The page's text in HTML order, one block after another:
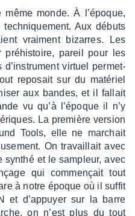
monde. À l’époque,
Aux débuts
vrai­ment bizarres. Les
pareil pour les
d’ins­tru­ment virtuel permet­
repo­sait sur du maté­riel
aux bandes, et il fallait
vu qu’à l’époque il n’y
La première version
Tools, elle ne marchait
On travaillait avec
synthé et le sampleur, avec
qui commençait tout
à notre époque où il suffit
et d’ap­puyer sur la barre
on n’est plus du tout